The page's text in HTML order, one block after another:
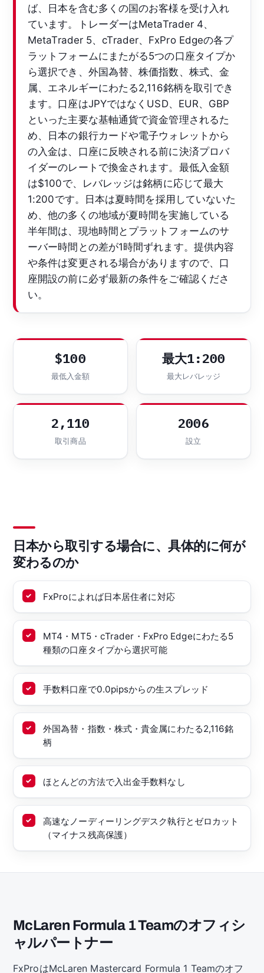
ば、日本を含む多くの国のお客様を受け入れ
ています。トレーダーはMetaTrader 4、
MetaTrader 5、cTrader、FxPro Edgeの各プ
ラットフォームにまたがる5つの口座タイプか
ら選択でき、外国為替、株価指数、株式、金
属、エネルギーにわたる2,116銘柄を取引でき
ます。口座はJPYではなくUSD、EUR、GBP
といった主要な基軸通貨で資金管理されるた
め、日本の銀行カードや電子ウォレットから
の入金は、口座に反映される前に決済プロバ
イダーのレートで換金されます。最低入金額
は$100で、レバレッジは銘柄に応じて最大
1:200です。日本は夏時間を採用していないた
め、他の多くの地域が夏時間を実施している
半年間は、現地時間とプラットフォームのサ
ーバー時間との差が1時間ずれます。提供内容
や条件は変更される場合がありますので、口
座開設の前に必ず最新の条件をご確認くださ
い。
$100
最低入金額
最大1:200
最大レバレッジ
2,110
取引商品
2006
設立
日本から取引する場合に、具体的に何が
変わるのか
FxProによれば日本居住者に対応
MT4・MT5・cTrader・FxPro Edgeにわたる5
種類の口座タイプから選択可能
手数料口座で0.0pipsからの生スプレッド
外国為替・指数・株式・貴金属にわたる2,116銘
柄
ほとんどの方法で入出金手数料なし
高速なノーディーリングデスク執行とゼロカット
（マイナス残高保護）
McLaren Formula 1 Teamのオフィシ
ャルパートナー
FxProはMcLaren Mastercard Formula 1 Teamのオフ